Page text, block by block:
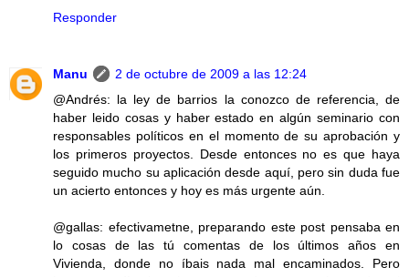
Responder
Manu
2 de octubre de 2009 a las 12:24
@Andrés: la ley de barrios la conozco de referencia, de
haber leido cosas y haber estado en algún seminario con
responsables políticos en el momento de su aprobación y
los primeros proyectos. Desde entonces no es que haya
seguido mucho su aplicación desde aquí, pero sin duda fue
un acierto entonces y hoy es más urgente aún.
@gallas: efectivametne, preparando este post pensaba en
lo cosas de las tú comentas de los últimos años en
Vivienda, donde no íbais nada mal encaminados. Pero